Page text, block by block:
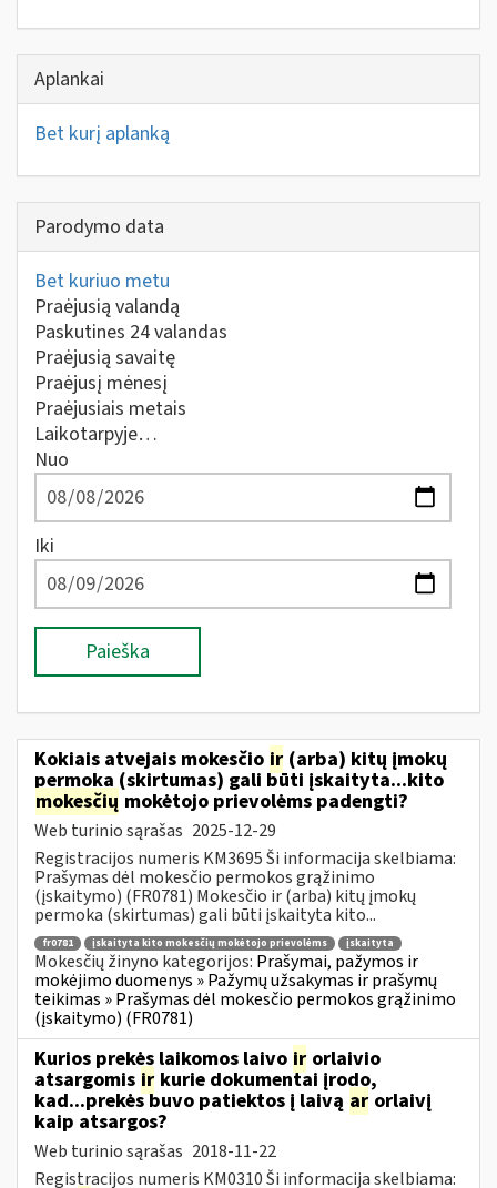
Aplankai
Bet kurį aplanką
Parodymo data
Bet kuriuo metu
Praėjusią valandą
Paskutines 24 valandas
Praėjusią savaitę
Praėjusį mėnesį
Praėjusiais metais
Laikotarpyje…
Nuo
Iki
Paieška
Kokiais atvejais mokesčio ir (arba) kitų įmokų
permoka (skirtumas) gali būti įskaityta...kito
mokesčių mokėtojo prievolėms padengti?
Web turinio sąrašas 2025-12-29
Registracijos numeris KM3695 Ši informacija skelbiama:
Prašymas dėl mokesčio permokos grąžinimo
(įskaitymo) (FR0781) Mokesčio ir (arba) kitų įmokų
permoka (skirtumas) gali būti įskaityta kito...
fr0781 įskaityta kito mokesčių mokėtojo prievolėms įskaityta
Mokesčių žinyno kategorijos: Prašymai, pažymos ir
mokėjimo duomenys » Pažymų užsakymas ir prašymų
teikimas » Prašymas dėl mokesčio permokos grąžinimo
(įskaitymo) (FR0781)
Kurios prekės laikomos laivo ir orlaivio
atsargomis ir kurie dokumentai įrodo,
kad...prekės buvo patiektos į laivą ar orlaivį
kaip atsargos?
Web turinio sąrašas 2018-11-22
Registracijos numeris KM0310 Ši informacija skelbiama: